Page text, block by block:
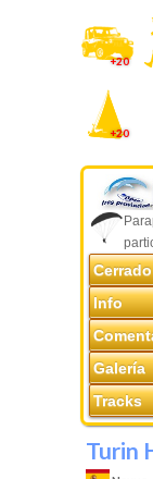
+20
+20
Cerrado
Info
Galería
Tracks
Turin